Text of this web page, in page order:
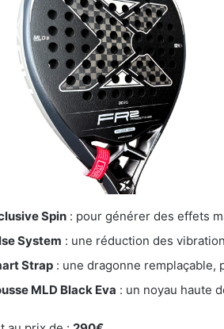
Spin : pour générer des effets
System : une réduction des
Strap : une dragonne remplaçable,
MLD Black Eva : un noyau haute